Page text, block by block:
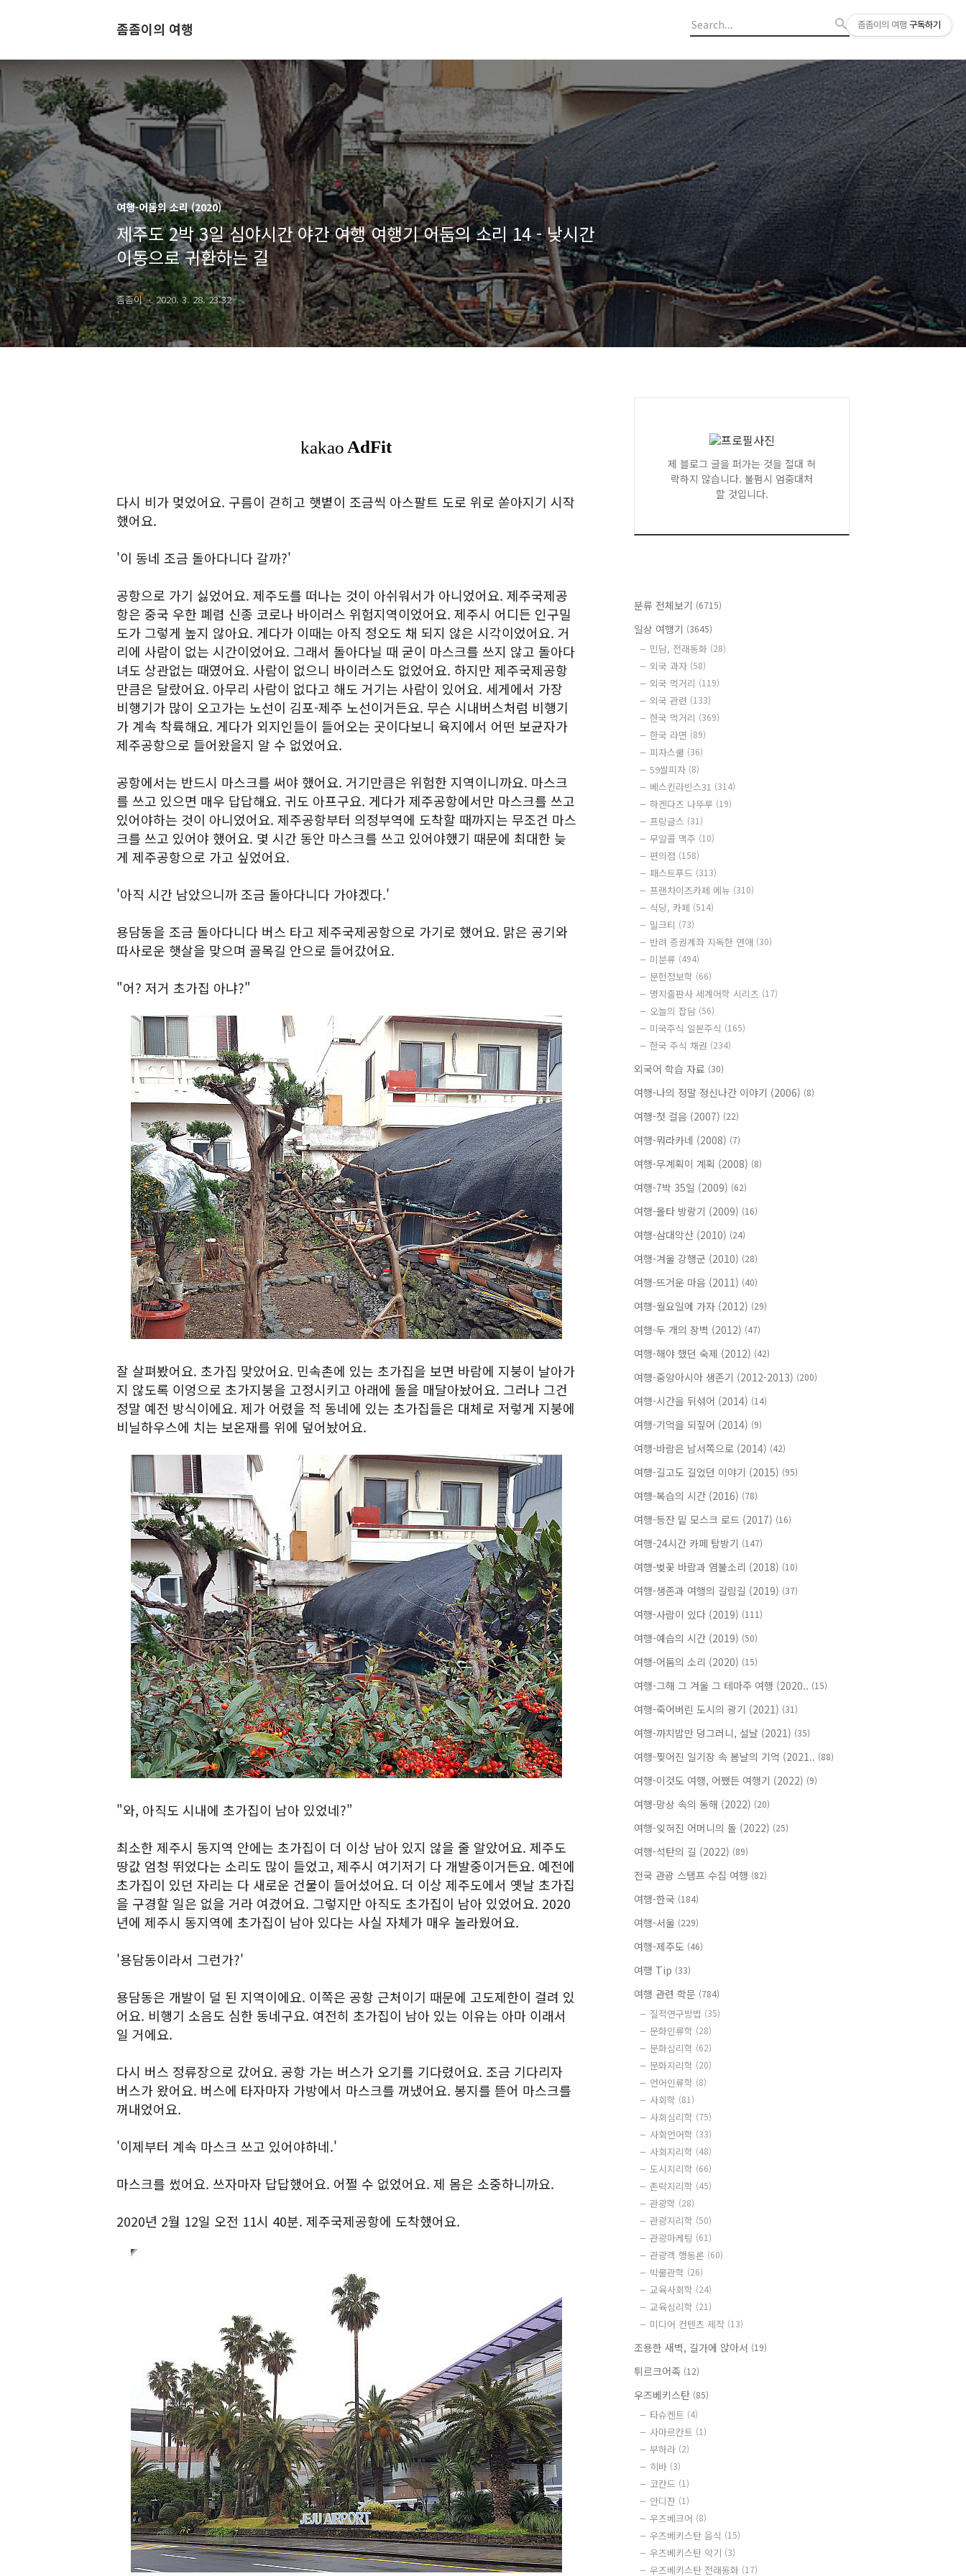
좀좀이의 여행
여행-어둠의 소리 (2020)
제주도 2박 3일 심야시간 야간 여행 여행기 어둠의 소리 14 - 낮시간
이동으로 귀환하는 길
좀좀이 2020. 3. 28. 23:32
다시 비가 멎었어요. 구름이 걷히고 햇볕이 조금씩 아스팔트 도로 위로 쏟아지기 시작
했어요.
'이 동네 조금 돌아다니다 갈까?'
공항으로 가기 싫었어요. 제주도를 떠나는 것이 아쉬워서가 아니었어요. 제주국제공
항은 중국 우한 폐렴 신종 코로나 바이러스 위험지역이었어요. 제주시 어디든 인구밀
도가 그렇게 높지 않아요. 게다가 이때는 아직 정오도 채 되지 않은 시각이었어요. 거
리에 사람이 없는 시간이었어요. 그래서 돌아다닐 때 굳이 마스크를 쓰지 않고 돌아다
녀도 상관없는 때였어요. 사람이 없으니 바이러스도 없었어요. 하지만 제주국제공항
만큼은 달랐어요. 아무리 사람이 없다고 해도 거기는 사람이 있어요. 세게에서 가장
비행기가 많이 오고가는 노선이 김포-제주 노선이거든요. 무슨 시내버스처럼 비행기
가 계속 착륙해요. 게다가 외지인들이 들어오는 곳이다보니 육지에서 어떤 보균자가
제주공항으로 들어왔을지 알 수 없었어요.
공항에서는 반드시 마스크를 써야 했어요. 거기만큼은 위험한 지역이니까요. 마스크
를 쓰고 있으면 매우 답답해요. 귀도 아프구요. 게다가 제주공항에서만 마스크를 쓰고
있어야하는 것이 아니었어요. 제주공항부터 의정부역에 도착할 때까지는 무조건 마스
크를 쓰고 있어야 했어요. 몇 시간 동안 마스크를 쓰고 있어야했기 때문에 최대한 늦
게 제주공항으로 가고 싶었어요.
'아직 시간 남았으니까 조금 돌아다니다 가야겠다.'
용담동을 조금 돌아다니다 버스 타고 제주국제공항으로 가기로 했어요. 맑은 공기와
따사로운 햇살을 맞으며 골목길 안으로 들어갔어요.
"어? 저거 초가집 아냐?"
잘 살펴봤어요. 초가집 맞았어요. 민속촌에 있는 초가집을 보면 바람에 지붕이 날아가
지 않도록 이엉으로 초가지붕을 고정시키고 아래에 돌을 매달아놨어요. 그러나 그건
정말 예전 방식이에요. 제가 어렸을 적 동네에 있는 초가집들은 대체로 저렇게 지붕에
비닐하우스에 치는 보온재를 위에 덮어놨어요.
"와, 아직도 시내에 초가집이 남아 있었네?"
최소한 제주시 동지역 안에는 초가집이 더 이상 남아 있지 않을 줄 알았어요. 제주도
땅값 엄청 뛰었다는 소리도 많이 들었고, 제주시 여기저기 다 개발중이거든요. 예전에
초가집이 있던 자리는 다 새로운 건물이 들어섰어요. 더 이상 제주도에서 옛날 초가집
을 구경할 일은 없을 거라 여겼어요. 그렇지만 아직도 초가집이 남아 있었어요. 2020
년에 제주시 동지역에 초가집이 남아 있다는 사실 자체가 매우 놀라웠어요.
'용담동이라서 그런가?'
용담동은 개발이 덜 된 지역이에요. 이쪽은 공항 근처이기 때문에 고도제한이 걸려 있
어요. 비행기 소음도 심한 동네구요. 여전히 초가집이 남아 있는 이유는 아마 이래서
일 거에요.
다시 버스 정류장으로 갔어요. 공항 가는 버스가 오기를 기다렸어요. 조금 기다리자
버스가 왔어요. 버스에 타자마자 가방에서 마스크를 꺼냈어요. 봉지를 뜯어 마스크를
꺼내었어요.
'이제부터 계속 마스크 쓰고 있어야하네.'
마스크를 썼어요. 쓰자마자 답답했어요. 어쩔 수 없었어요. 제 몸은 소중하니까요.
2020년 2월 12일 오전 11시 40분. 제주국제공항에 도착했어요.
제 블로그 글을 퍼가는 것을 절대 허
락하지 않습니다. 불펌시 엄중대처
할 것입니다.
분류 전체보기 (6715)
일상 여행기 (3645)
민담, 전래동화 (28)
외국 과자 (58)
외국 먹거리 (119)
외국 관련 (133)
한국 먹거리 (369)
한국 라면 (89)
피자스쿨 (36)
59쌀피자 (8)
베스킨라빈스31 (314)
하겐다즈 나뚜루 (19)
프링글스 (31)
무알콜 맥주 (10)
편의점 (158)
패스트푸드 (313)
프랜차이즈카페 메뉴 (310)
식당, 카페 (514)
밀크티 (73)
반려 증권계좌 지독한 연애 (30)
미분류 (494)
문헌정보학 (66)
명지출판사 세계어학 시리즈 (17)
오늘의 잡담 (56)
미국주식 일본주식 (165)
한국 주식 채권 (234)
외국어 학습 자료 (30)
여행-나의 정말 정신나간 이야기 (2006) (8)
여행-첫 걸음 (2007) (22)
여행-뭐라카네 (2008) (7)
여행-무계획이 계획 (2008) (8)
여행-7박 35일 (2009) (62)
여행-몰타 방랑기 (2009) (16)
여행-삼대악산 (2010) (24)
여행-겨울 강행군 (2010) (28)
여행-뜨거운 마음 (2011) (40)
여행-월요일에 가자 (2012) (29)
여행-두 개의 장벽 (2012) (47)
여행-해야 했던 숙제 (2012) (42)
여행-중앙아시아 생존기 (2012-2013) (200)
여행-시간을 뒤섞어 (2014) (14)
여행-기억을 되짚어 (2014) (9)
여행-바람은 남서쪽으로 (2014) (42)
여행-길고도 길었던 이야기 (2015) (95)
여행-복습의 시간 (2016) (78)
여행-등잔 밑 모스크 로드 (2017) (16)
여행-24시간 카페 탐방기 (147)
여행-벚꽃 바람과 염불소리 (2018) (10)
여행-생존과 여행의 갈림길 (2019) (37)
여행-사람이 있다 (2019) (111)
여행-예습의 시간 (2019) (50)
여행-어둠의 소리 (2020) (15)
여행-그해 그 겨울 그 테마주 여행 (2020.. (15)
여행-죽어버린 도시의 광기 (2021) (31)
여행-까치밥만 덩그러니, 설날 (2021) (35)
여행-찢어진 일기장 속 봄날의 기억 (2021.. (88)
여행-이것도 여행, 어쨌든 여행기 (2022) (9)
여행-망상 속의 동해 (2022) (20)
여행-잊혀진 어머니의 돌 (2022) (25)
여행-석탄의 길 (2022) (89)
전국 관광 스탬프 수집 여행 (82)
여행-한국 (184)
여행-서울 (229)
여행-제주도 (46)
여행 Tip (33)
여행 관련 학문 (784)
질적연구방법 (35)
문화인류학 (28)
문화심리학 (62)
문화지리학 (20)
언어인류학 (8)
사회학 (81)
사회심리학 (75)
사회언어학 (33)
사회지리학 (48)
도시지리학 (66)
촌락지리학 (45)
관광학 (28)
관광지리학 (50)
관광마케팅 (61)
관광객 행동론 (60)
박물관학 (26)
교육사회학 (24)
교육심리학 (21)
미디어 컨텐츠 제작 (13)
조용한 새벽, 길가에 앉아서 (19)
튀르크어족 (12)
우즈베키스탄 (85)
타슈켄트 (4)
사마르칸트 (1)
부하라 (2)
히바 (3)
코칸드 (1)
안디잔 (1)
우즈베크어 (8)
우즈베키스탄 음식 (15)
우즈베키스탄 악기 (3)
우즈베키스탄 전래동화 (17)
좀좀이의 여행 구독하기